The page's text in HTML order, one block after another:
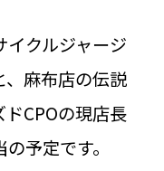
クルジャージ
麻布店の伝説
CPOの現店長
予定です。